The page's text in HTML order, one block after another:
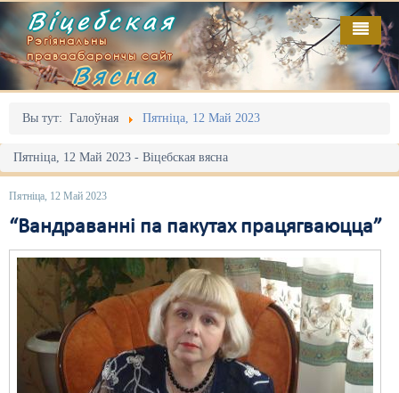
Віцебская
Рэгіянальны
праваабарончы сайт
Вясна
Вы тут: Галоўная Пятніца, 12 Май 2023
Пятніца, 12 Май 2023 - Віцебская вясна
Пятніца, 12 Май 2023
“Вандраванні па пакутах працягваюцца”
Галоўная
Адміністрацыйны перасьлед
Акцыі
Выбары
Грамадзянскія ініцыятывы
Дзяржава
Дыскрымінацыя
Затрыманьні
Выданьні
Відэа
Пра нас
RSS